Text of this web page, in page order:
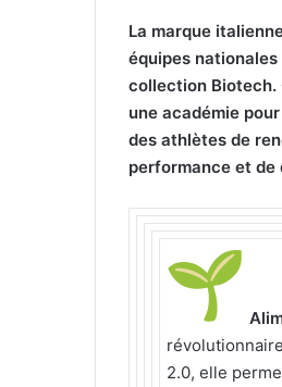
La marque
équipes
collection Biotech.
une académie
des athlètes de
performance et
2.0, elle